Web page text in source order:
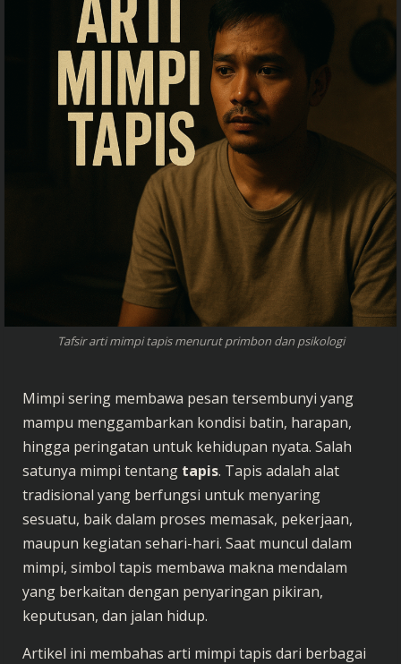
Tafsir arti mimpi tapis menurut primbon dan psikologi
Mimpi sering membawa pesan tersembunyi yang
mampu menggambarkan kondisi batin, harapan,
hingga peringatan untuk kehidupan nyata. Salah
satunya mimpi tentang tapis. Tapis adalah alat
tradisional yang berfungsi untuk menyaring
sesuatu, baik dalam proses memasak, pekerjaan,
maupun kegiatan sehari-hari. Saat muncul dalam
mimpi, simbol tapis membawa makna mendalam
yang berkaitan dengan penyaringan pikiran,
keputusan, dan jalan hidup.
Artikel ini membahas arti mimpi tapis dari berbagai